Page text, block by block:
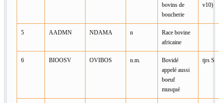
bovins de
boucherie
v10)
5 AADMN NDAMA n
Race bovine
africaine
6 BIOOSV OVIBOS n.m.
Bovidé
appelé aussi
boeuf
musqué
tjrs S